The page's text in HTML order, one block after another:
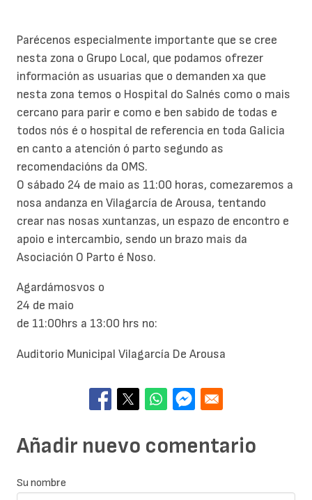
Parécenos especialmente importante que se cree
nesta zona o Grupo Local, que podamos ofrezer
información as usuarias que o demanden xa que
nesta zona temos o Hospital do Salnés como o mais
cercano para parir e como e ben sabido de todas e
todos nós é o hospital de referencia en toda Galicia
en canto a atención ó parto segundo as
recomendacións da OMS.
O sábado 24 de maio as 11:00 horas, comezaremos a
nosa andanza en Vilagarcía de Arousa, tentando
crear nas nosas xuntanzas, un espazo de encontro e
apoio e intercambio, sendo un brazo mais da
Asociación O Parto é Noso.
Agardámosvos o
24 de maio
de 11:00hrs a 13:00 hrs no:
Auditorio Municipal Vilagarcía De Arousa
Añadir nuevo comentario
Su nombre